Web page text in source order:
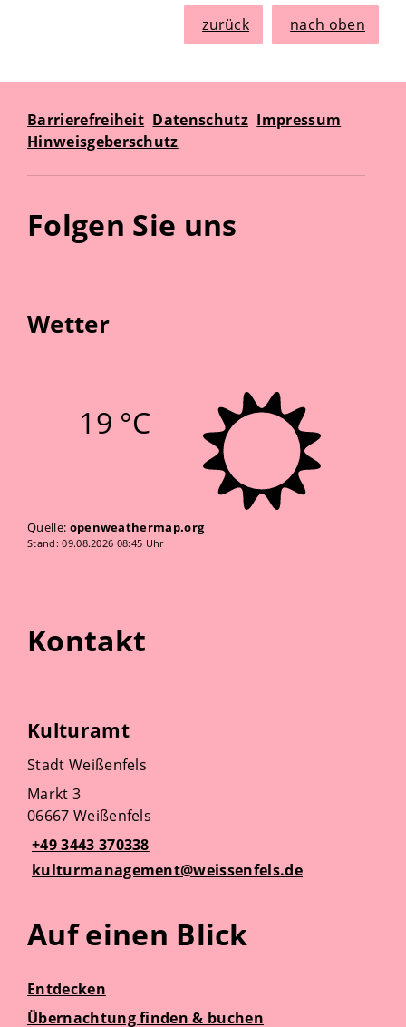
zurück nach oben
Barrierefreiheit Datenschutz Impressum
Hinweisgeberschutz
Folgen Sie uns
Wetter
19 °C
Quelle: openweathermap.org
Stand: 09.08.2026 08:45 Uhr
Kontakt
Kulturamt
Stadt Weißenfels
Markt 3
06667 Weißenfels
+49 3443 370338
kulturmanagement@weissenfels.de
Auf einen Blick
Entdecken
Übernachtung finden & buchen